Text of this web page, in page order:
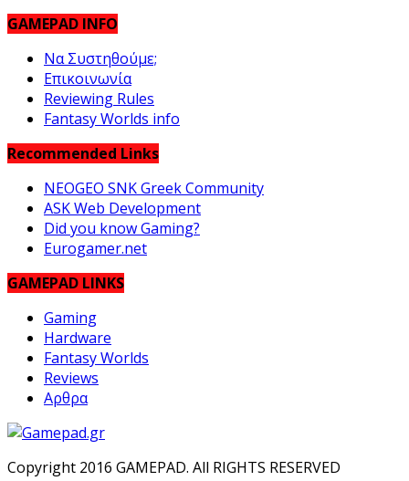
GAMEPAD INFO
Να Συστηθούμε;
Επικοινωνία
Reviewing Rules
Fantasy Worlds info
Recommended Links
NEOGEO SNK Greek Community
ASK Web Development
Did you know Gaming?
Eurogamer.net
GAMEPAD LINKS
Gaming
Hardware
Fantasy Worlds
Reviews
Αρθρα
Copyright 2016 GAMEPAD. All RIGHTS RESERVED